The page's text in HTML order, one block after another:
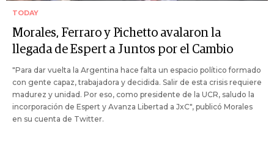
TODAY
Morales, Ferraro y Pichetto avalaron la
llegada de Espert a Juntos por el Cambio
"Para dar vuelta la Argentina hace falta un espacio político formado
con gente capaz, trabajadora y decidida. Salir de esta crisis requiere
madurez y unidad. Por eso, como presidente de la UCR, saludo la
incorporación de Espert y Avanza Libertad a JxC", publicó Morales
en su cuenta de Twitter.